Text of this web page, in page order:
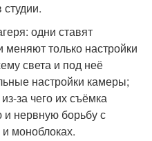
одни ставят
только настройки
света и под неё
настройки камеры;
за чего их съёмка
и нервную борьбу с
моноблоках.